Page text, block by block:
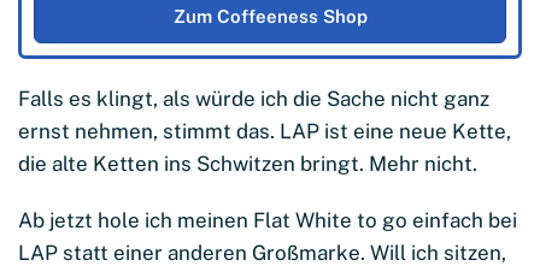
Zum Coffeeness Shop
Falls es klingt, als würde ich die Sache nicht ganz
ernst nehmen, stimmt das. LAP ist eine neue Kette,
die alte Ketten ins Schwitzen bringt. Mehr nicht.
Ab jetzt hole ich meinen Flat White to go einfach bei
LAP statt einer anderen Großmarke. Will ich sitzen,